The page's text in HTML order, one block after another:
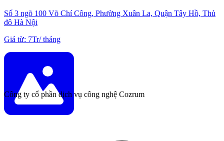
Số 3 ngõ 100 Võ Chí Công, Phường Xuân La, Quận Tây Hồ, Thủ
đô Hà Nội
Giá từ: 7Tr/tháng
Công ty cổ phần dịch vụ công nghệ Cozrum